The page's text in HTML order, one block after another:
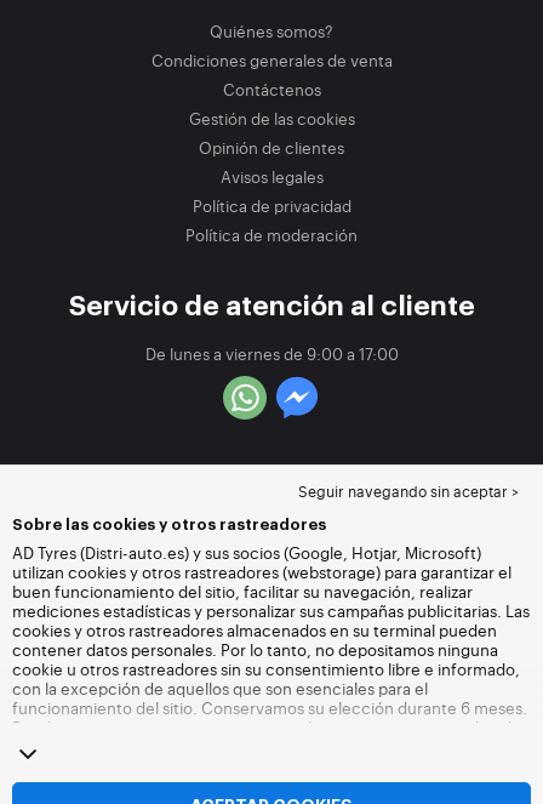
Quiénes somos?
Condiciones generales de venta
Contáctenos
Gestión de las cookies
Opinión de clientes
Avisos legales
Política de privacidad
Política de moderación
Servicio de atención al cliente
De lunes a viernes de 9:00 a 17:00
Seguir navegando sin aceptar >
Sobre las cookies y otros rastreadores
AD Tyres (Distri-auto.es) y sus socios (Google, Hotjar, Microsoft)
utilizan cookies y otros rastreadores (webstorage) para garantizar el
buen funcionamiento del sitio, facilitar su navegación, realizar
mediciones estadísticas y personalizar sus campañas publicitarias. Las
cookies y otros rastreadores almacenados en su terminal pueden
contener datos personales. Por lo tanto, no depositamos ninguna
cookie u otros rastreadores sin su consentimiento libre e informado,
con la excepción de aquellos que son esenciales para el
funcionamiento del sitio. Conservamos su elección durante 6 meses.
Puede retirar su consentimiento en cualquier momento accediendo
a la
navegando sin aceptar el depósito de cookies u otros rastreadores.
La negativa no impide el acceso a los servicios Distri-auto.es. Para